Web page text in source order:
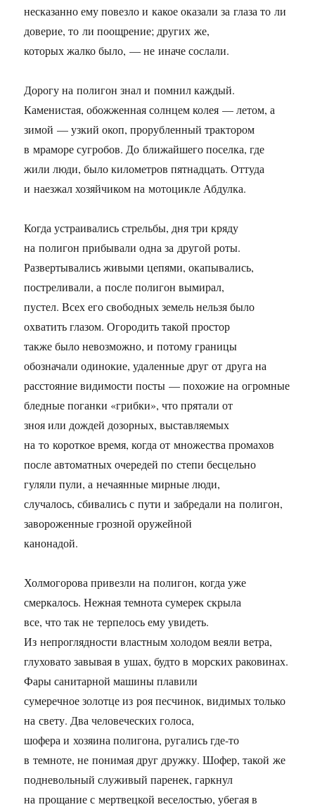
несказанно ему повезло и какое оказали за глаза то ли
доверие, то ли поощрение; других же,
которых жалко было, — не иначе сослали.
Дорогу на полигон знал и помнил каждый.
Каменистая, обожженная солнцем колея — летом, а
зимой — узкий окоп, прорубленный трактором
в мраморе сугробов. До ближайшего поселка, где
жили люди, было километров пятнадцать. Оттуда
и наезжал хозяйчиком на мотоцикле Абдулка.
Когда устраивались стрельбы, дня три кряду
на полигон прибывали одна за другой роты.
Развертывались живыми цепями, окапывались,
постреливали, а после полигон вымирал,
пустел. Всех его свободных земель нельзя было
охватить глазом. Огородить такой простор
также было невозможно, и потому границы
обозначали одинокие, удаленные друг от друга на
расстояние видимости посты — похожие на огромные
бледные поганки «грибки», что прятали от
зноя или дождей дозорных, выставляемых
на то короткое время, когда от множества промахов
после автоматных очередей по степи бесцельно
гуляли пули, а нечаянные мирные люди,
случалось, сбивались с пути и забредали на полигон,
завороженные грозной оружейной
канонадой.
Холмогорова привезли на полигон, когда уже
смеркалось. Нежная темнота сумерек скрыла
все, что так не терпелось ему увидеть.
Из непроглядности властным холодом веяли ветра,
глуховато завывая в ушах, будто в морских раковинах.
Фары санитарной машины плавили
сумеречное золотце из роя песчинок, видимых только
на свету. Два человеческих голоса,
шофера и хозяина полигона, ругались где-то
в темноте, не понимая друг дружку. Шофер, такой же
подневольный служивый паренек, гаркнул
на прощание с мертвецкой веселостью, убегая в